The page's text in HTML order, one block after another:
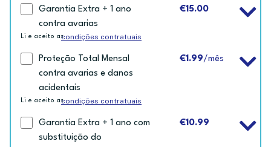
Garantia Extra + 1 ano
contra avarias
€15.00
Li e aceito ascondições contratuais
Proteção Total Mensal
contra avarias e danos
acidentais
€1.99/mês
Li e aceito ascondições contratuais
Garantia Extra + 1 ano com
substituição do
€10.99